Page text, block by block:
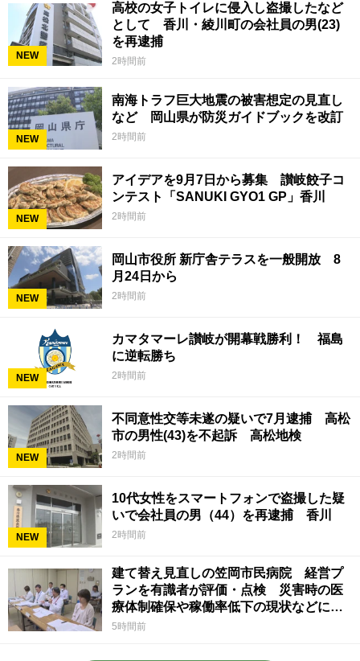
NEW
高校の女子トイレに侵入し盗撮したなど
として 香川・綾川町の会社員の男(23)
を再逮捕
2時間前
NEW
南海トラフ巨大地震の被害想定の見直し
など 岡山県が防災ガイドブックを改訂
2時間前
NEW
アイデアを9月7日から募集 讃岐餃子コ
ンテスト「SANUKI GYO1 GP」香川
2時間前
NEW
岡山市役所 新庁舎テラスを一般開放 8
月24日から
2時間前
NEW
カマタマーレ讃岐が開幕戦勝利！ 福島
に逆転勝ち
2時間前
NEW
不同意性交等未遂の疑いで7月逮捕 高松
市の男性(43)を不起訴 高松地検
2時間前
NEW
10代女性をスマートフォンで盗撮した疑
いで会社員の男（44）を再逮捕 香川
2時間前
建て替え見直しの笠岡市民病院 経営プ
ランを有識者が評価・点検 災害時の医
療体制確保や稼働率低下の現状などに意
見 岡山
5時間前